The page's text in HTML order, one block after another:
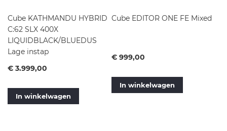
Cube KATHMANDU HYBRID
C:62 SLX 400X
LIQUIDBLACK/BLUEDUS
Lage instap
Vanaf
€ 3.999,00
In winkelwagen
Cube EDITOR ONE FE Mixed
Vanaf
€ 999,00
In winkelwagen